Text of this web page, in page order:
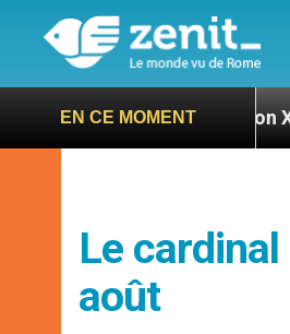
EN CE MOMENT
Léon XIV en
Le
août